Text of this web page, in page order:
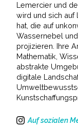
Lemercier und
wird und sich auf
hat, die auf
Wassernebel
projizieren. Ihre
Mathematik,
abstrakte
digitale
Instagram
Auf sozialen